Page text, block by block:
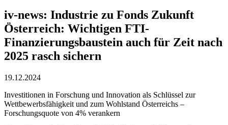
iv-news: Industrie zu Fonds Zukunft
Österreich: Wichtigen FTI-
Finanzierungsbaustein auch für Zeit nach
2025 rasch sichern
19.12.2024
Investitionen in Forschung und Innovation als Schlüssel zur
Wettbewerbsfähigkeit und zum Wohlstand Österreichs –
Forschungsquote von 4% verankern